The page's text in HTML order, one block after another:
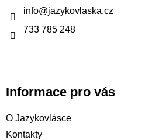
info@jazykovlaska.cz
733 785 248
Informace pro vás
O Jazykovlásce
Kontakty